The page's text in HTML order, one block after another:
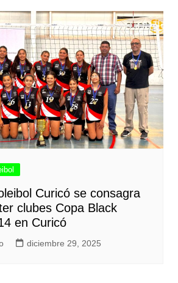
Curicó se consagra
clubes Copa Black
en Curicó
diciembre 29, 2025